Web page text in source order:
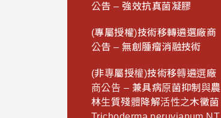
公告 – 強效抗真菌凝膠
(專屬授權)技術移轉遴選廠商
公告 – 無創腫瘤消融技術
(非專屬授權)技術移轉遴選廠
商公告 – 兼具病原菌抑制與農
林生質殘體降解活性之木黴菌